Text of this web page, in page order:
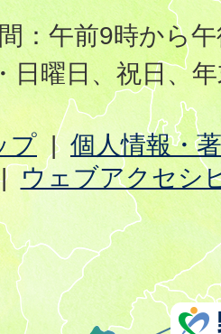
：午前9時から
日曜日、祝日、
プ
個人情報・
ウェブアクセシ